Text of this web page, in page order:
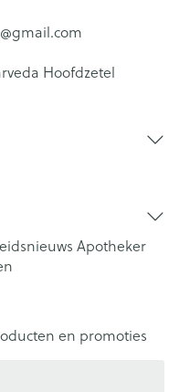
gmail.com
Hoofdzetel
Apotheker
en promoties